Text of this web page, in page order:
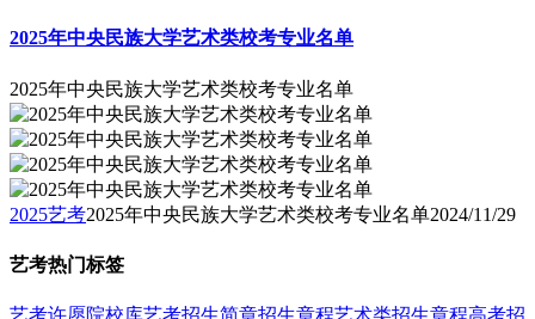
2025年中央民族大学艺术类校考专业名单
2025年中央民族大学艺术类校考专业名单
2025艺考2025年中央民族大学艺术类校考专业名单2024/11/29
艺考热门标签